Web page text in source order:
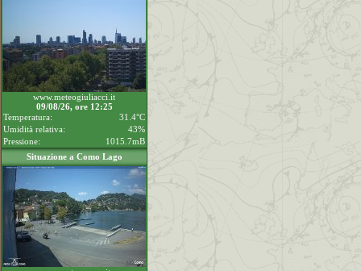
www.meteogiuliacci.it
09/08/26, ore 12:25
Temperatura:
31.4°C
Umidità relativa:
43%
Pressione:
1015.7mB
Situazione a Como Lago